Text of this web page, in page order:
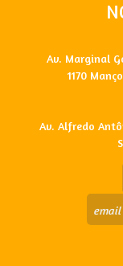
Av. Marginal
1170
Av. Alfredo
email